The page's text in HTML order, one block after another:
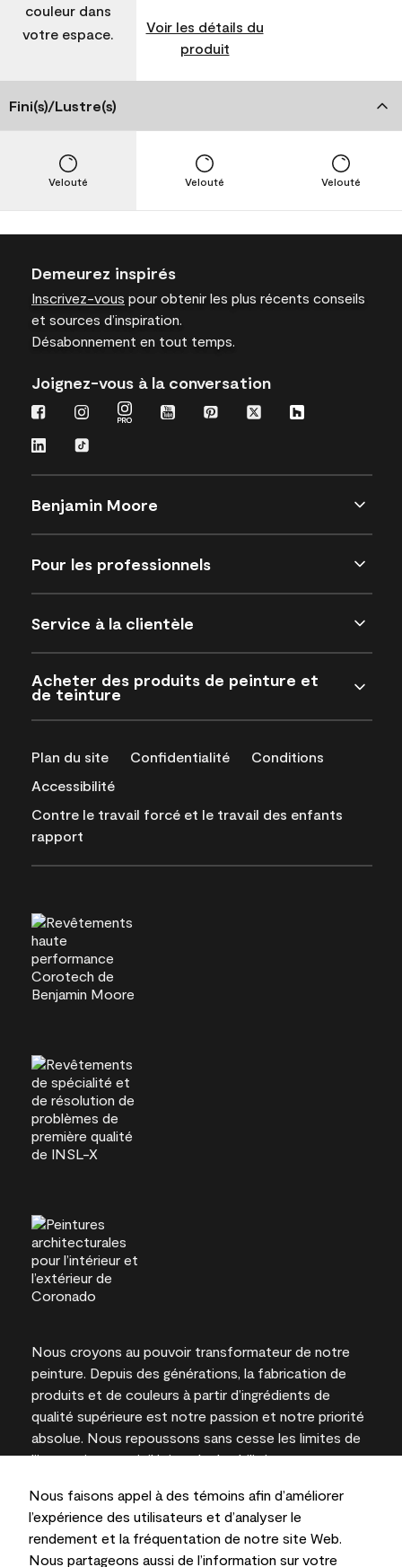
Nous faisons appel à des témoins afin d’améliorer
l’expérience des utilisateurs et d’analyser le
rendement et la fréquentation de notre site Web.
Nous partageons aussi de l’information sur votre
couleur dans
votre espace.
Voir les détails du
produit
Fini(s)/Lustre(s)
Velouté Velouté Velouté
Demeurez inspirés
Inscrivez-vous pour obtenir les plus récents conseils
et sources d’inspiration.
Désabonnement en tout temps.
Joignez-vous à la conversation
Benjamin Moore
Pour les professionnels
Service à la clientèle
Acheter des produits de peinture et
de teinture
Plan du site Confidentialité
Conditions
Accessibilité
Contre le travail forcé et le travail des enfants
rapport
Nous croyons au pouvoir transformateur de notre
peinture. Depuis des générations, la fabrication de
produits et de couleurs à partir d’ingrédients de
qualité supérieure est notre passion et notre priorité
absolue. Nous repoussons sans cesse les limites de
l’innovation et privilégions la durabilité pour
l’expertise locale.